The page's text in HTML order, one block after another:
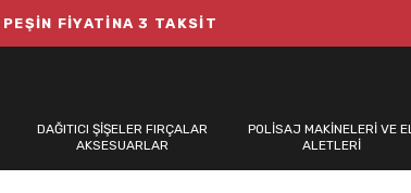
PEŞİN FİYATİNA 3 TAKSİT
DAĞITICI ŞİŞELER FIRÇALAR
AKSESUARLAR
POLİSAJ MAKİNELERİ VE EL
ALETLERİ